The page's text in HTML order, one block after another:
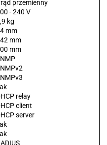
przemienny
- 240 V
kg
mm
mm
mm
relay
client
server